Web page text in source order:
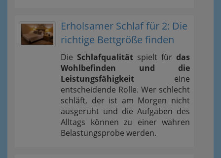
Erholsamer Schlaf für 2: Die
richtige Bettgröße finden
Die Schlafqualität spielt für das
Wohlbefinden und die
Leistungsfähigkeit eine
entscheidende Rolle. Wer schlecht
schläft, der ist am Morgen nicht
ausgeruht und die Aufgaben des
Alltags können zu einer wahren
Belastungsprobe werden.